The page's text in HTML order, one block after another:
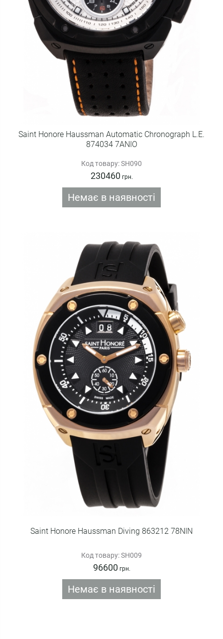
Saint Honore Haussman Automatic Chronograph L.E.
874034 7ANIO
Код товару: SH090
230460 грн.
Немає в наявності
Saint Honore Haussman Diving 863212 78NIN
Код товару: SH009
96600 грн.
Немає в наявності